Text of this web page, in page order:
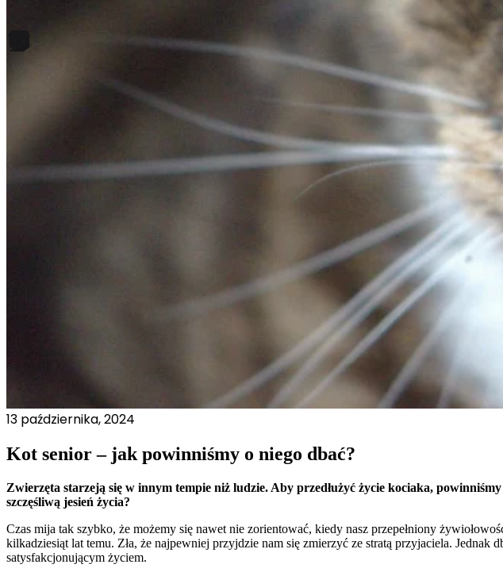
13 października, 2024
Kot senior – jak powinniśmy o niego dbać?
Zwierzęta starzeją się w innym tempie niż ludzie. Aby przedłużyć życie kociaka,
szczęśliwą jesień życia?
Czas mija tak szybko, że możemy się nawet nie zorientować, kiedy nasz przepełniony
kilkadziesiąt lat temu. Zła, że najpewniej przyjdzie nam się zmierzyć ze stratą przyjaciela. Jednak
satysfakcjonującym życiem.
Pliki cookie dotyczące preferencji umożliwiają stronie
preferowany język lub region, w którym znajduje się
Statystyka
Statystyczne pliki cookie pomagają właścicielem stron
gromadząc i zgłaszając anonimowe informacje.
Marketing
Marketingowe pliki cookie stosowane są w celu śledzenia
istotne i interesujące dla poszczególnych użytkowników i
Nieklasyfikowane pliki cookie, to pliki, które są w procesie